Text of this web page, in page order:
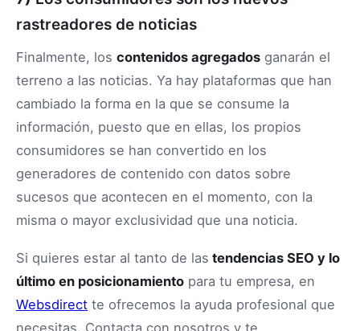
rastreadores de noticias
Finalmente, los contenidos agregados ganarán el
terreno a las noticias. Ya hay plataformas que han
cambiado la forma en la que se consume la
información, puesto que en ellas, los propios
consumidores se han convertido en los
generadores de contenido con datos sobre
sucesos que acontecen en el momento, con la
misma o mayor exclusividad que una noticia.
Si quieres estar al tanto de las tendencias SEO y lo
último en posicionamiento para tu empresa, en
Websdirect te ofrecemos la ayuda profesional que
necesitas. Contacta con nosotros y te